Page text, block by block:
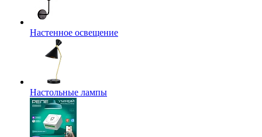
Настенное освещение
Настольные лампы